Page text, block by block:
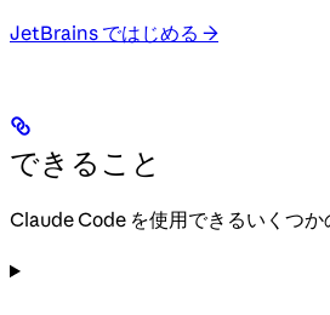
JetBrains ではじめる →
できること
Claude Code を使用できるいくつか